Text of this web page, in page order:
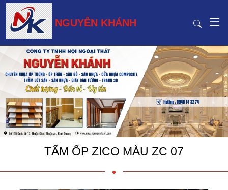
NGUYỄN KHÁNH
TẤM ỐP ZICO MÀU ZC 07